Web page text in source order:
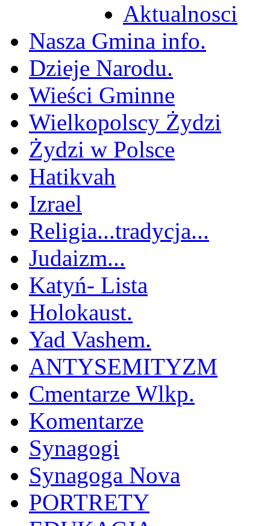
Aktualnosci
Nasza Gmina info.
Dzieje Narodu.
Wieści Gminne
Wielkopolscy Żydzi
Żydzi w Polsce
Hatikvah
Izrael
Religia...tradycja...
Judaizm...
Katyń- Lista
Holokaust.
Yad Vashem.
ANTYSEMITYZM
Cmentarze Wlkp.
Komentarze
Synagogi
Synagoga Nova
PORTRETY